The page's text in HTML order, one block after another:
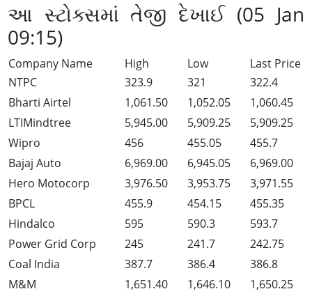
આ સ્ટોક્સમાં તેજી દેખાઈ (05 Jan
09:15)
Company Name High Low
Last Price
NTPC
323.9 321
322.4
Bharti Airtel
1,061.50 1,052.05
1,060.45
LTIMindtree
5,945.00 5,909.25
5,909.25
Wipro
456 455.05
455.7
Bajaj Auto
6,969.00 6,945.05
6,969.00
Hero Motocorp
3,976.50 3,953.75
3,971.55
BPCL
455.9 454.15
455.35
Hindalco
595 590.3
593.7
Power Grid Corp
245 241.7
242.75
Coal India
387.7 386.4
386.8
M&M
1,651.40 1,646.10
1,650.25